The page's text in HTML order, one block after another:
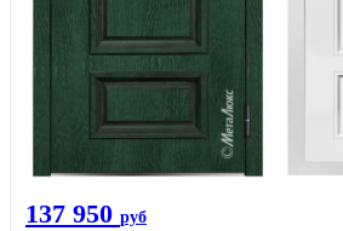
137 950 руб